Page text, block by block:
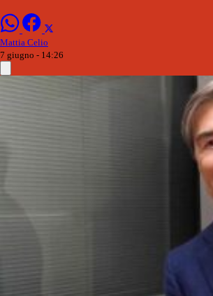
Mattia Celio
7 giugno - 14:26